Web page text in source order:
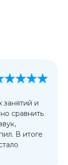
занятий и
сравнить
В итоге